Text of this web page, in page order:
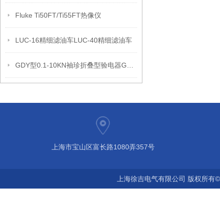
Fluke Ti50FT/Ti55FT热像仪
LUC-16精细滤油车LUC-40精细滤油车
上海市宝山区富长路1080弄357号
上海徐吉电气有限公司 版权所